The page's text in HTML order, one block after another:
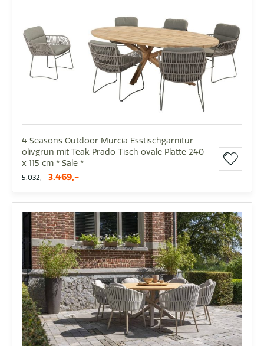
4 Seasons Outdoor Murcia Esstischgarnitur
olivgrün mit Teak Prado Tisch ovale Platte 240
x 115 cm * Sale *
5.032,- 3.469,-